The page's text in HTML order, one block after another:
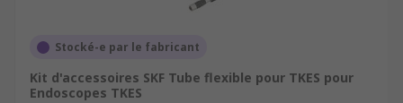
Stocké-e par le fabricant
Kit d'accessoires SKF Tube flexible pour TKES pour
Endoscopes TKES